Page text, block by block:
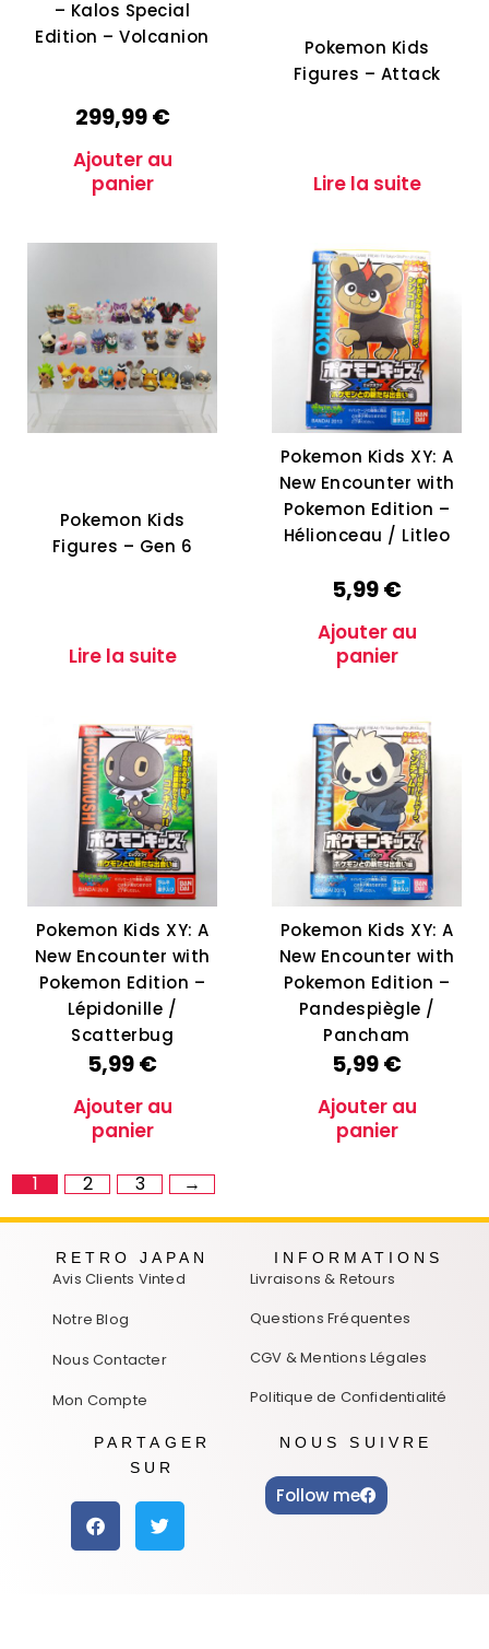
– Kalos Special
Edition – Volcanion
299,99€
Ajouter au
panier
Pokemon Kids
Figures – Attack
Lire la suite
Pokemon Kids
Figures – Gen 6
Lire la suite
Pokemon Kids XY: A
New Encounter with
Pokemon Edition –
Hélionceau / Litleo
5,99€
Ajouter au
panier
Pokemon Kids XY: A
New Encounter with
Pokemon Edition –
Lépidonille /
Scatterbug
5,99€
Ajouter au
panier
Pokemon Kids XY: A
New Encounter with
Pokemon Edition –
Pandespiègle /
Pancham
5,99€
Ajouter au
panier
1 2 3 →
RETRO JAPAN
Avis Clients Vinted
Notre Blog
Nous Contacter
Mon Compte
INFORMATIONS
Livraisons & Retours
Questions Fréquentes
CGV & Mentions Légales
Politique de Confidentialité
PARTAGER
SUR
NOUS SUIVRE
Follow me